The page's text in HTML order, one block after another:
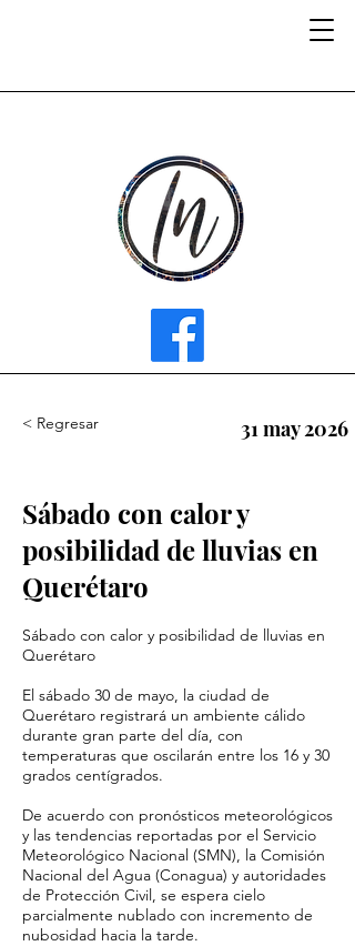
< Regresar 31 may 2026
Sábado con calor y
posibilidad de lluvias en
Querétaro
Sábado con calor y posibilidad de lluvias en
Querétaro
El sábado 30 de mayo, la ciudad de
Querétaro registrará un ambiente cálido
durante gran parte del día, con
temperaturas que oscilarán entre los 16 y 30
grados centígrados.
De acuerdo con pronósticos meteorológicos
y las tendencias reportadas por el Servicio
Meteorológico Nacional (SMN), la Comisión
Nacional del Agua (Conagua) y autoridades
de Protección Civil, se espera cielo
parcialmente nublado con incremento de
nubosidad hacia la tarde.